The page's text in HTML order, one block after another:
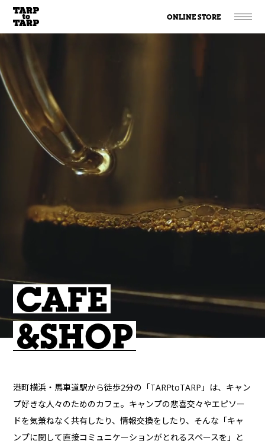
ONLINE STORE
CAFE
&SHOP
港町横浜・馬車道駅から徒歩2分の「TARPtoTARP」は、キャン
プ好きな人々のためのカフェ。キャンプの悲喜交々やエピソー
ドを気兼ねなく共有したり、情報交換をしたり、そんな「キャ
ンプに関して直接コミュニケーションがとれるスペースを」と